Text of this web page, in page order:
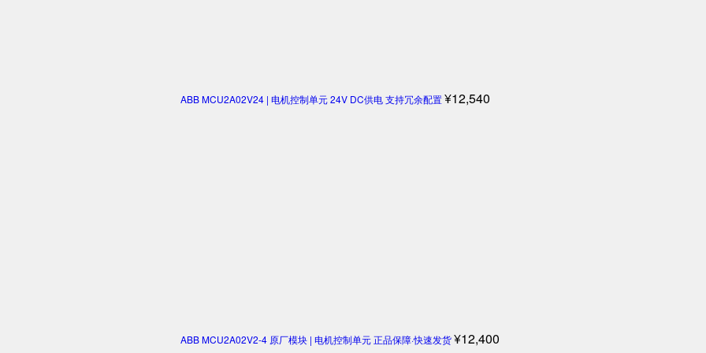
ABB MCU2A02V24 | 电机控制单元 24V DC供电 支持冗余配置¥12,540
ABB MCU2A02V2-4 原厂模块 | 电机控制单元 正品保障·快速发货¥12,400